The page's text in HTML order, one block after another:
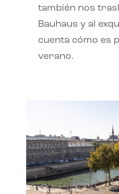
también nos
Bauhaus y al
cuenta cómo es
verano.